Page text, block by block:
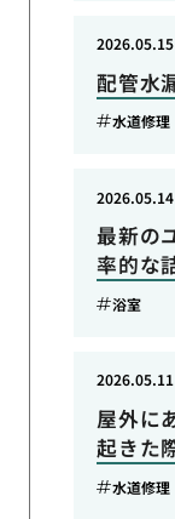
配管水
2026.05.15
水道修理
最新の
率的な
2026.05.14
浴室
屋外に
起きた
2026.05.11
水道修理